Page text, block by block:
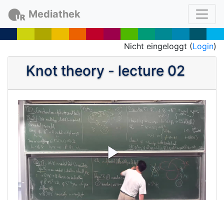
Mediathek
Nicht eingeloggt (Login)
Knot theory - lecture 02
P
l
a